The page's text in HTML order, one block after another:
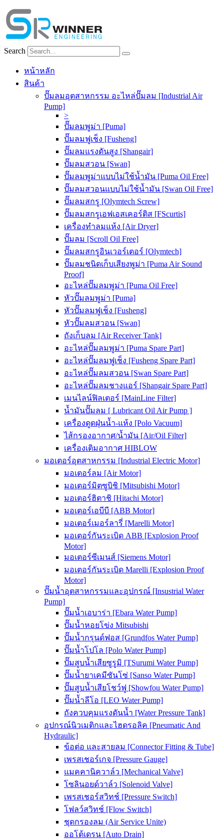
Skip
to
content
Search
หน้าหลัก
สินค้า
ปั๊มลมอุตสาหกรรม อะไหล่ปั๊มลม [Industrial Air
Pump]
>
ปั๊มลมพูม่า [Puma]
ปั๊มลมฟูเช็ง [Fusheng]
ปั๊มลมแรงดันสูง [Shangair]
ปั๊มลมสวอน [Swan]
ปั๊มลมพูม่าแบบไม่ใช้น้ำมัน [Puma Oil Free]
ปั๊มลมสวอนแบบไม่ใช้น้ำมัน [Swan Oil Free]
ปั๊มลมสกรู [Olymtech Screw]
ปั๊มลมสกรูเอฟเอสเคอร์ติส [FScurtis]
เครื่องทำลมแห้ง [Air Dryer]
ปั๊มลม [Scroll Oil Free]
ปั๊มลมสกรูอินเวอร์เตอร์ [Olymtech]
ปั๊มลมชนิดเก็บเสียงพูม่า [Puma Air Sound
Proof]
อะไหล่ปั๊มลมพูม่า [Puma Oil Free]
หัวปั๊มลมพูม่า [Puma]
หัวปั๊มลมฟูเช็ง [Fusheng]
หัวปั๊มลมสวอน [Swan]
ถังเก็บลม [Air Receiver Tank]
อะไหล่ปั๊มลมพูม่า [Puma Spare Part]
อะไหล่ปั๊มลมฟูเช็ง [Fusheng Spare Part]
อะไหล่ปั๊มลมสวอน [Swan Spare Part]
อะไหล่ปั๊มลมชางแอร์ [Shangair Spare Part]
เมนไลน์ฟิลเตอร์ [MainLine Filter]
น้ำมันปั๊มลม [ Lubricant Oil Air Pump ]
เครื่องดูดฝุ่นน้ำ-แห้ง [Polo Vacuum]
ไส้กรองอากาศ/น้ำมัน [Air/Oil Filter]
เครื่องเติมอากาศ HIBLOW
มอเตอร์อุตสาหกรรม [Industrial Electric Motor]
มอเตอร์ลม [Air Motor]
มอเตอร์มิตซูบิชิ [Mitsubishi Motor]
มอเตอร์ฮิตาชิ [Hitachi Motor]
มอเตอร์เอบีบี [ABB Motor]
มอเตอร์เมอร์ลารี่ [Marelli Motor]
มอเตอร์กันระเบิด ABB [Explosion Proof
Motor]
มอเตอร์ซีเมนส์ [Siemens Motor]
มอเตอร์กันระเบิด Marelli [Explosion Proof
Motor]
ปั๊มน้ำอุตสาหกรรมและอุปกรณ์ [Insustrial Water
Pump]
ปั๊มน้ำเอบาร่า [Ebara Water Pump]
ปั๊มน้ำหอยโข่ง Mitsubishi
ปั๊มน้ำกรุนด์ฟอส [Grundfos Water Pump]
ปั๊มน้ำโปโล [Polo Water Pump]
ปั๊มสูบน้ำเสียซูรูมิ [TSurumi Water Pump]
ปั๊มน้ำยาเคมีซันโซ่ [Sanso Water Pump]
ปั๊มสูบน้ำเสียโชว์ฟู [Showfou Water Pump]
ปั๊มน้ำลีโอ [LEO Water Pump]
ถังควบคุมแรงดันน้ำ [Water Pressure Tank]
อุปกรณ์นิวเมติกและไฮดรอลิค [Pneumatic And
Hydraulic]
ข้อต่อ และสายลม [Connector Fitting & Tube]
เพรสเชอร์เกจ [Pressure Gauge]
แมคคานิควาล์ว [Mechanical Valve]
โซลินอยด์วาล์ว [Solenoid Valve]
เพรสเชอร์สวิทช์ [Pressure Switch]
โฟลว์สวิทช์ [Flow Switch]
ชุดกรองลม (Air Service Unite)
ออโต้เดรน [Auto Drain]